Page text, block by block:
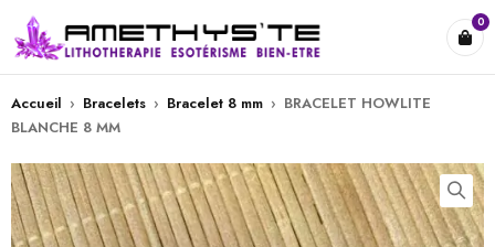
0
Accueil › Bracelets › Bracelet 8 mm › BRACELET HOWLITE
BLANCHE 8 MM